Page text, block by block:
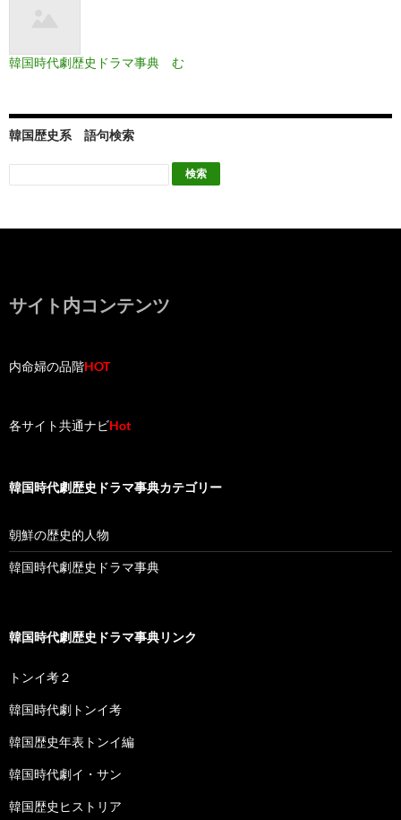
韓国時代劇歴史ドラマ事典 む
韓国歴史系 語句検索
サイト内コンテンツ
内命婦の品階HOT
各サイト共通ナビHot
韓国時代劇歴史ドラマ事典カテゴリー
朝鮮の歴史的人物
韓国時代劇歴史ドラマ事典
韓国時代劇歴史ドラマ事典リンク
トンイ考２
韓国時代劇トンイ考
韓国歴史年表トンイ編
韓国時代劇イ・サン
韓国歴史ヒストリア